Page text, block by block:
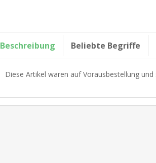
Beschreibung Beliebte Begriffe
Diese Artikel waren auf Vorausbestellung